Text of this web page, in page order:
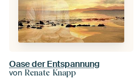
Oase der Entspannung
von Renate Knapp